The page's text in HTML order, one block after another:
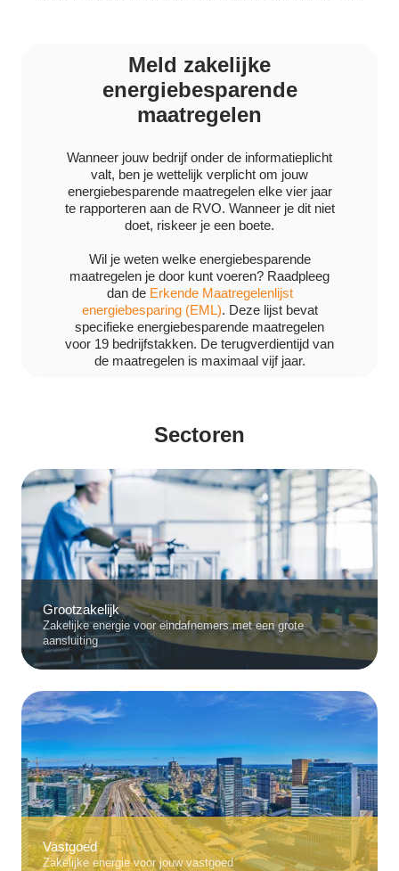
Meld zakelijke
energiebesparende
maatregelen
Wanneer jouw bedrijf onder de informatieplicht
valt, ben je wettelijk verplicht om jouw
energiebesparende maatregelen elke vier jaar
te rapporteren aan de RVO. Wanneer je dit niet
doet, riskeer je een boete.
Wil je weten welke energiebesparende
maatregelen je door kunt voeren? Raadpleeg
dan de Erkende Maatregelenlijst
energiebesparing (EML). Deze lijst bevat
specifieke energiebesparende maatregelen
voor 19 bedrijfstakken. De terugverdientijd van
de maatregelen is maximaal vijf jaar.
Sectoren
Grootzakelijk
Zakelijke energie voor eindafnemers met een grote
aansluiting
Vastgoed
Zakelijke energie voor jouw vastgoed